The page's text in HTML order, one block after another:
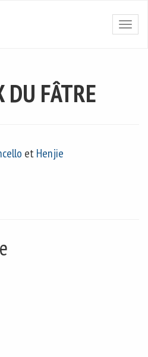
DU FÂTRE
etHenjie